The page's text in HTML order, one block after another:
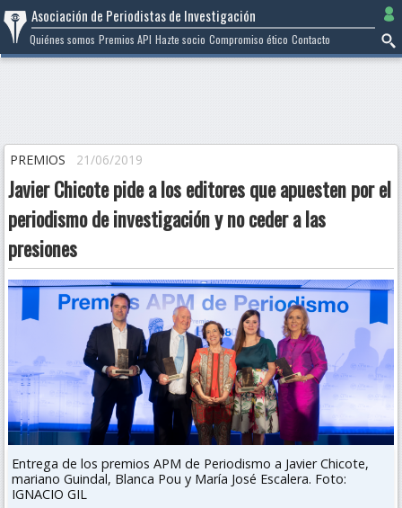
Ir
al
contenido
Asociación de Periodistas de Investigación
Quiénes somos Premios API Hazte socio Compromiso ético Contacto
PREMIOS 21/06/2019
Javier Chicote pide a los editores que apuesten por el
periodismo de investigación y no ceder a las
presiones
Entrega de los premios APM de Periodismo a Javier Chicote,
mariano Guindal, Blanca Pou y María José Escalera. Foto:
IGNACIO GIL